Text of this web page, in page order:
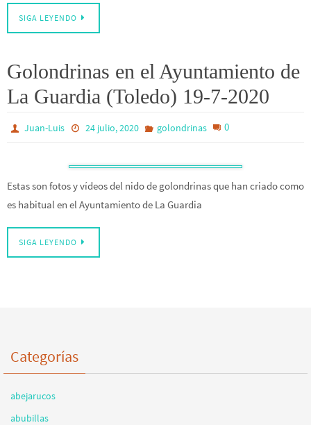
SIGA LEYENDO
Golondrinas en el Ayuntamiento de
La Guardia (Toledo) 19-7-2020
Juan-Luis 24 julio, 2020 golondrinas 0
Estas son fotos y vídeos del nido de golondrinas que han criado como
es habitual en el Ayuntamiento de La Guardia
SIGA LEYENDO
Categorías
abejarucos
abubillas